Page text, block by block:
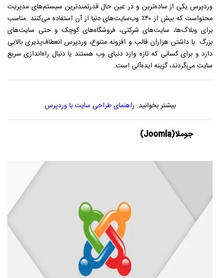
وردپرس یکی از ساده‌ترین و در عین حال قدرتمندترین سیستم‌های مدیریت
محتواست که بیش از ۴۰٪ وب‌سایت‌های دنیا از آن استفاده می‌کنند
.مناسب
برای وبلاگ‌ها، سایت‌های شرکتی، فروشگاه‌های کوچک و حتی سایت‌های
بزرگ .با داشتن هزاران قالب و افزونه متنوع، وردپرس انعطاف‌پذیری بالایی
دارد و برای کسانی که تازه وارد دنیای وب هستند یا دنبال راه‌اندازی سریع
سایت می‌گردند، گزینه ایده‌آلی است.
بیشتر بخوانید: راهنمای طراحی سایت با وردپرس
جوملا(Joomla)